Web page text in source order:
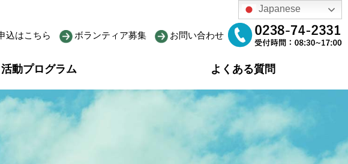
込はこちら ボランティア募集 お問い合わせ
Japanese
活動プログラム よくある質問